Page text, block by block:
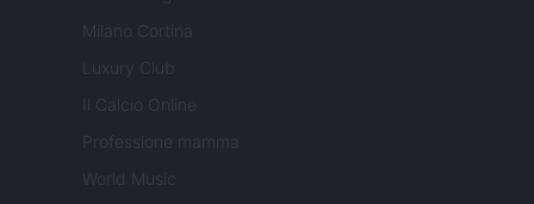
Milano Cortina
Luxury Club
Il Calcio Online
Professione mamma
World Music